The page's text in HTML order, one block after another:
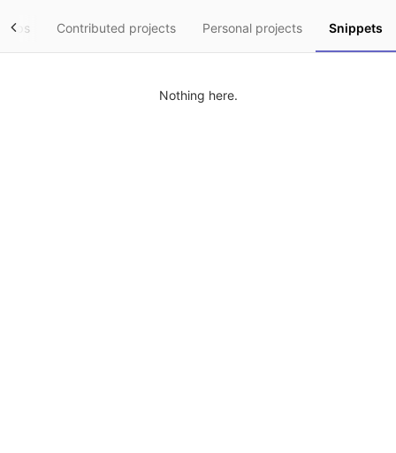
Contributed projects Personal projects Snippets
Nothing here.